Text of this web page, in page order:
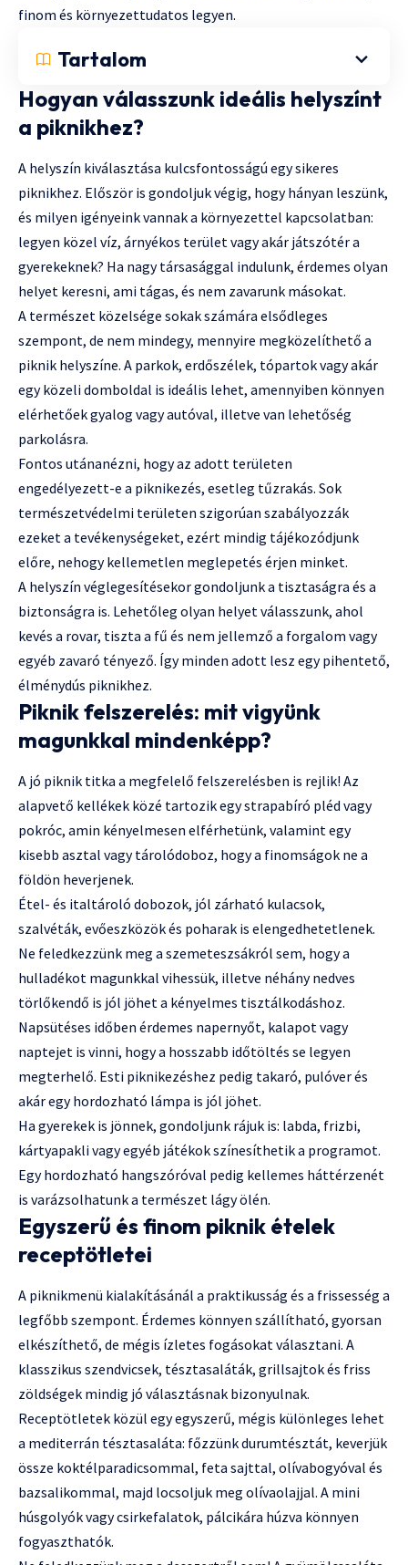
finom és környezettudatos legyen.
Tartalom
Hogyan válasszunk ideális helyszínt
a piknikhez?
A helyszín kiválasztása kulcsfontosságú egy sikeres
piknikhez. Először is gondoljuk végig, hogy hányan leszünk,
és milyen igényeink vannak a környezettel kapcsolatban:
legyen közel víz, árnyékos terület vagy akár játszótér a
gyerekeknek? Ha nagy társasággal indulunk, érdemes olyan
helyet keresni, ami tágas, és nem zavarunk másokat.
A természet közelsége sokak számára elsődleges
szempont, de nem mindegy, mennyire megközelíthető a
piknik helyszíne. A parkok, erdőszélek, tópartok vagy akár
egy közeli domboldal is ideális lehet, amennyiben könnyen
elérhetőek gyalog vagy autóval, illetve van lehetőség
parkolásra.
Fontos utánanézni, hogy az adott területen
engedélyezett-e a piknikezés, esetleg tűzrakás. Sok
természetvédelmi területen szigorúan szabályozzák
ezeket a tevékenységeket, ezért mindig tájékozódjunk
előre, nehogy kellemetlen meglepetés érjen minket.
A helyszín véglegesítésekor gondoljunk a tisztaságra és a
biztonságra is. Lehetőleg olyan helyet válasszunk, ahol
kevés a rovar, tiszta a fű és nem jellemző a forgalom vagy
egyéb zavaró tényező. Így minden adott lesz egy pihentető,
élménydús piknikhez.
Piknik felszerelés: mit vigyünk
magunkkal mindenképp?
A jó piknik titka a megfelelő felszerelésben is rejlik! Az
alapvető kellékek közé tartozik egy strapabíró pléd vagy
pokróc, amin kényelmesen elférhetünk, valamint egy
kisebb asztal vagy tárolódoboz, hogy a finomságok ne a
földön heverjenek.
Étel- és italtároló dobozok, jól zárható kulacsok,
szalvéták, evőeszközök és poharak is elengedhetetlenek.
Ne feledkezzünk meg a szemeteszsákról sem, hogy a
hulladékot magunkkal vihessük, illetve néhány nedves
törlőkendő is jól jöhet a kényelmes tisztálkodáshoz.
Napsütéses időben érdemes napernyőt, kalapot vagy
naptejet is vinni, hogy a hosszabb időtöltés se legyen
megterhelő. Esti piknikezéshez pedig takaró, pulóver és
akár egy hordozható lámpa is jól jöhet.
Ha gyerekek is jönnek, gondoljunk rájuk is: labda, frizbi,
kártyapakli vagy egyéb játékok színesíthetik a programot.
Egy hordozható hangszóróval pedig kellemes háttérzenét
is varázsolhatunk a természet lágy ölén.
Egyszerű és finom piknik ételek
receptötletei
A piknikmenü kialakításánál a praktikusság és a frissesség a
legfőbb szempont. Érdemes könnyen szállítható, gyorsan
elkészíthető, de mégis ízletes fogásokat választani. A
klasszikus szendvicsek, tésztasaláták, grillsajtok és friss
zöldségek mindig jó választásnak bizonyulnak.
Receptötletek közül egy egyszerű, mégis különleges lehet
a mediterrán tésztasaláta: főzzünk durumtésztát, keverjük
össze koktélparadicsommal, feta sajttal, olívabogyóval és
bazsalikommal, majd locsoljuk meg olívaolajjal. A mini
húsgolyók vagy csirkefalatok, pálcikára húzva könnyen
fogyaszthatók.